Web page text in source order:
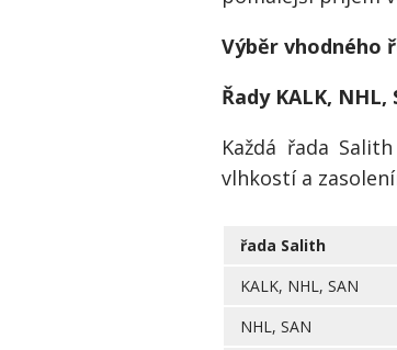
Výběr vhodného
Řady KALK, NHL,
Každá řada
vlhkostí a
řada Salith
KALK, NHL, SAN
NHL, SAN